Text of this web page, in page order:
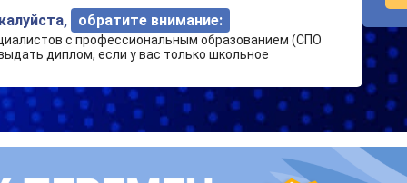
обратите внимание:
с профессиональным образованием (СПО
диплом, если у вас только школьное